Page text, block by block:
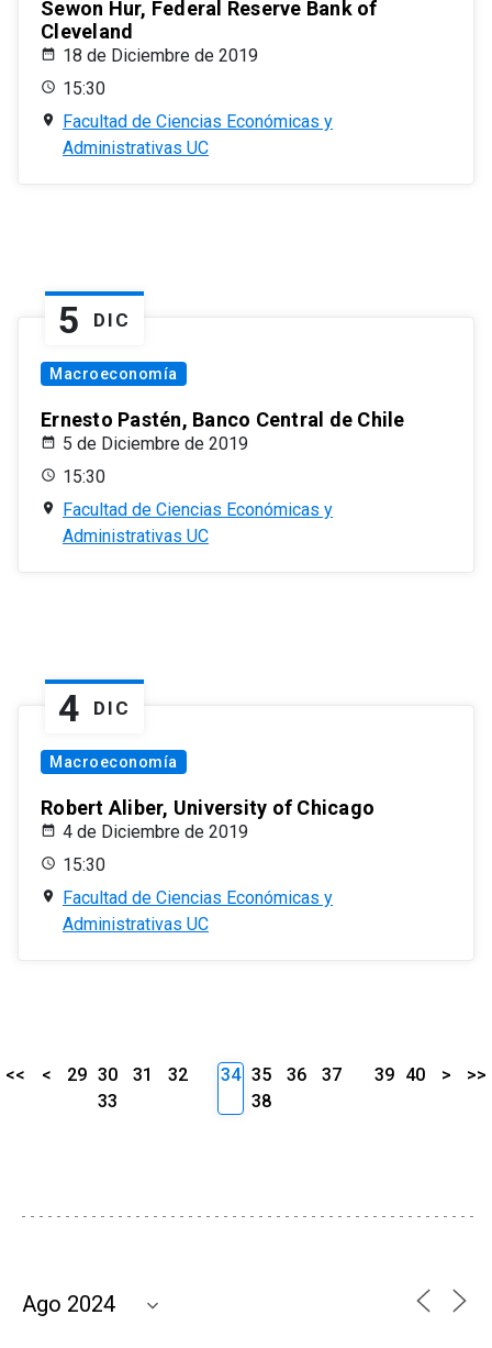
Sewon Hur, Federal Reserve Bank of
Cleveland
18 de Diciembre de 2019
15:30
Facultad de Ciencias Económicas y
Administrativas UC
5 DIC
Macroeconomía
Ernesto Pastén, Banco Central de Chile
5 de Diciembre de 2019
15:30
Facultad de Ciencias Económicas y
Administrativas UC
4 DIC
Macroeconomía
Robert Aliber, University of Chicago
4 de Diciembre de 2019
15:30
Facultad de Ciencias Económicas y
Administrativas UC
<< < 29 30 31
32
33
34 35 36
37
38
39 40 > >>